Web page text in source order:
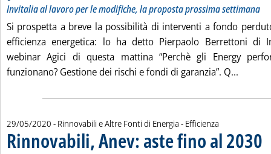
Invitalia al lavoro per le modifiche, la proposta prossima settimana
Si prospetta a breve la possibilità di interventi a fondo
efficienza energetica: lo ha detto Pierpaolo Berrettoni di
webinar Agici di questa mattina “Perchè gli Energy
funzionano? Gestione dei rischi e fondi di garanzia”. Q...
29/05/2020 - Rinnovabili e Altre Fonti di Energia - Efficienza
Rinnovabili, Anev: aste fino al 2030